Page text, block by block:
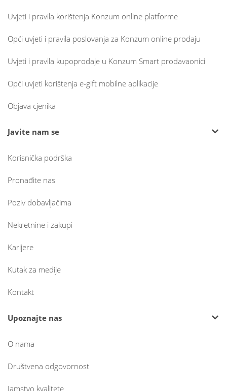
Uvjeti i pravila korištenja Konzum online platforme
Opći uvjeti i pravila poslovanja za Konzum online prodaju
Uvjeti i pravila kupoprodaje u Konzum Smart prodavaonici
Opći uvjeti korištenja e-gift mobilne aplikacije
Objava cjenika
Javite nam se
Korisnička podrška
Pronađite nas
Poziv dobavljačima
Nekretnine i zakupi
Karijere
Kutak za medije
Kontakt
Upoznajte nas
O nama
Društvena odgovornost
Jamstvo kvalitete